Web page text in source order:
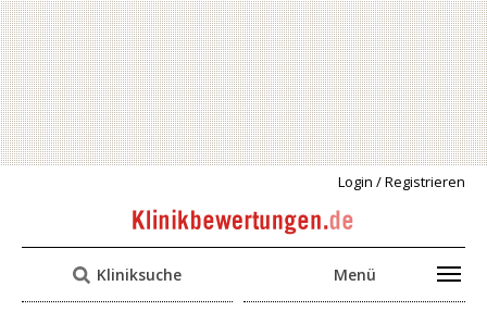
Login / Registrieren
Kliniksuche Menü